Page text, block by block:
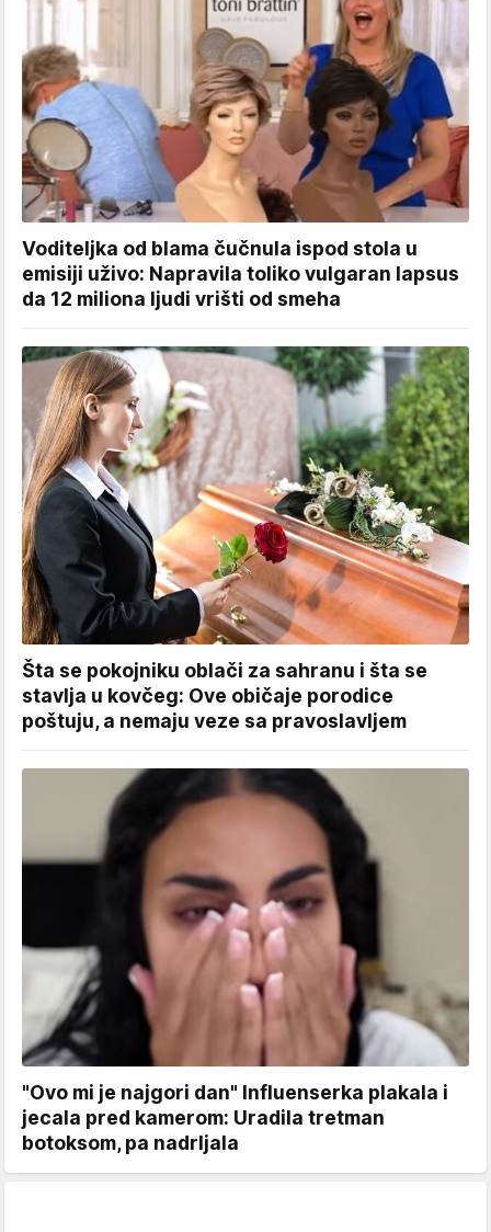
Voditeljka od blama čučnula ispod stola u
emisiji uživo: Napravila toliko vulgaran lapsus
da 12 miliona ljudi vrišti od smeha
Šta se pokojniku oblači za sahranu i šta se
stavlja u kovčeg: Ove običaje porodice
poštuju, a nemaju veze sa pravoslavljem
"Ovo mi je najgori dan" Influenserka plakala i
jecala pred kamerom: Uradila tretman
botoksom, pa nadrljala